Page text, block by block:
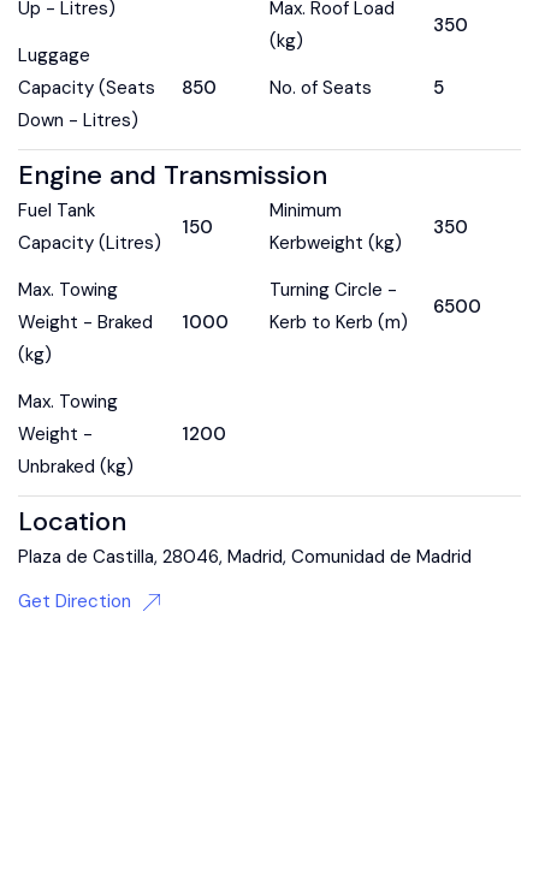
Up - Litres)
Luggage
Capacity (Seats
Down - Litres)
850
Max. Roof Load
(kg)
350
No. of Seats 5
Engine and Transmission
Fuel Tank
Capacity (Litres)
150
Max. Towing
Weight - Braked
(kg)
1000
Max. Towing
Weight -
Unbraked (kg)
1200
Minimum
Kerbweight (kg)
350
Turning Circle -
Kerb to Kerb (m)
6500
Location
Plaza de Castilla, 28046, Madrid, Comunidad de Madrid
Get Direction